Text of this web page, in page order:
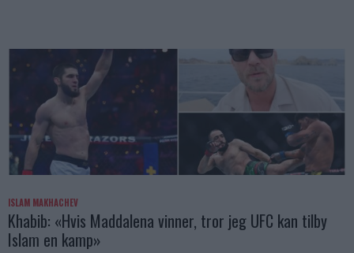
ISLAM MAKHACHEV
Khabib: «Hvis Maddalena vinner, tror jeg UFC kan tilby
Islam en kamp»